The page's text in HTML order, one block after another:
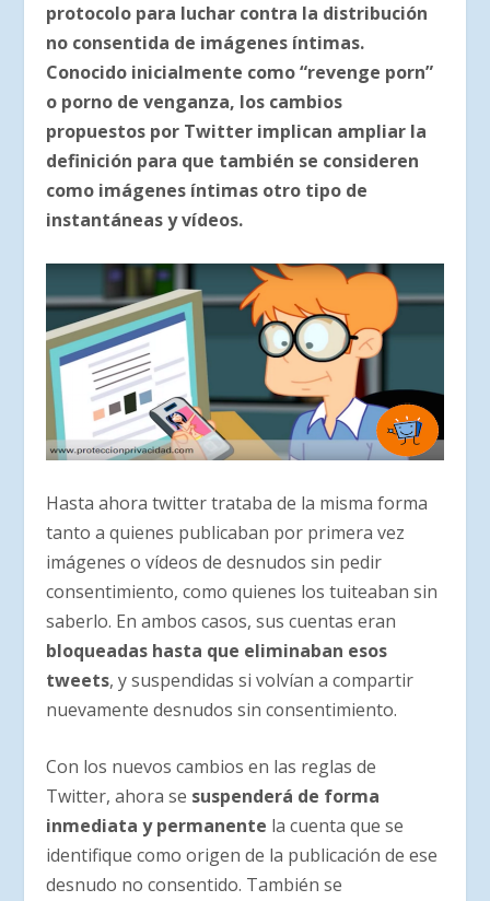
protocolo para luchar contra la distribución
no consentida de imágenes íntimas.
Conocido inicialmente como “revenge porn”
o porno de venganza, los cambios
propuestos por Twitter implican ampliar la
definición para que también se consideren
como imágenes íntimas otro tipo de
instantáneas y vídeos.
Hasta ahora twitter trataba de la misma forma
tanto a quienes publicaban por primera vez
imágenes o vídeos de desnudos sin pedir
consentimiento, como quienes los tuiteaban sin
saberlo. En ambos casos, sus cuentas eran
bloqueadas hasta que eliminaban esos
tweets, y suspendidas si volvían a compartir
nuevamente desnudos sin consentimiento.
Con los nuevos cambios en las reglas de
Twitter, ahora se suspenderá de forma
inmediata y permanente la cuenta que se
identifique como origen de la publicación de ese
desnudo no consentido. También se